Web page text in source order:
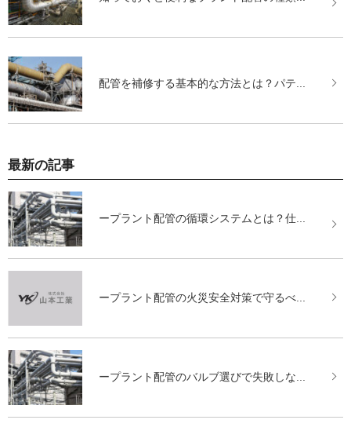
配管を補修する基本的な方法とは？パテ...
最新の記事
ープラント配管の循環システムとは？仕...
ープラント配管の火災安全対策で守るべ...
ープラント配管のバルブ選びで失敗しな...